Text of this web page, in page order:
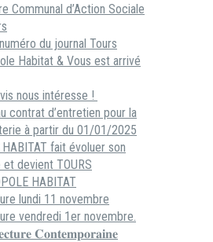
Communal d’Action Sociale
du journal Tours
Habitat & Vous est arrivé
nous intéresse !
contrat d’entretien pour la
à partir du 01/01/2025
HABITAT fait évoluer son
devient TOURS
HABITAT
lundi 11 novembre
vendredi 1er novembre.
𝐂𝐨𝐧𝐭𝐞𝐦𝐩𝐨𝐫𝐚𝐢𝐧𝐞